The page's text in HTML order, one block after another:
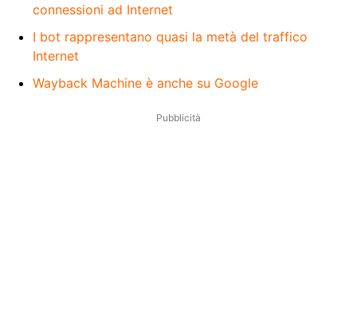
connessioni ad Internet
I bot rappresentano quasi la metà del traffico
Internet
Wayback Machine è anche su Google
Pubblicità